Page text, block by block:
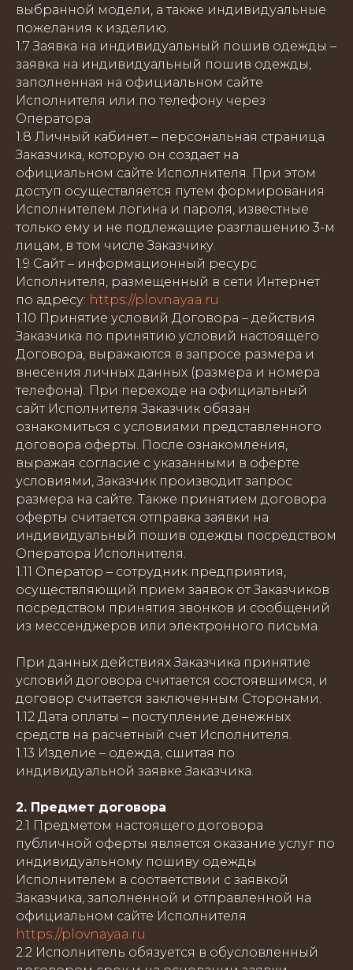
выбранной модели, а также индивидуальные
пожелания к изделию.
1.7 Заявка на индивидуальный пошив одежды –
заявка на индивидуальный пошив одежды,
заполненная на официальном сайте
Исполнителя или по телефону через
Оператора.
1.8 Личный кабинет – персональная страница
Заказчика, которую он создает на
официальном сайте Исполнителя. При этом
доступ осуществляется путем формирования
Исполнителем логина и пароля, известные
только ему и не подлежащие разглашению 3-м
лицам, в том числе Заказчику.
1.9 Сайт – информационный ресурс
Исполнителя, размещенный в сети Интернет
по адресу: https://plovnayaa.ru
1.10 Принятие условий Договора – действия
Заказчика по принятию условий настоящего
Договора, выражаются в запросе размера и
внесения личных данных (размера и номера
телефона). При переходе на официальный
сайт Исполнителя Заказчик обязан
ознакомиться с условиями представленного
договора оферты. После ознакомления,
выражая согласие с указанными в оферте
условиями, Заказчик производит запрос
размера на сайте. Также принятием договора
оферты считается отправка заявки на
индивидуальный пошив одежды посредством
Оператора Исполнителя.
1.11 Оператор – сотрудник предприятия,
осуществляющий прием заявок от Заказчиков
посредством принятия звонков и сообщений
из мессенджеров или электронного письма.
При данных действиях Заказчика принятие
условий договора считается состоявшимся, и
договор считается заключенным Сторонами.
1.12 Дата оплаты – поступление денежных
средств на расчетный счет Исполнителя.
1.13 Изделие – одежда, сшитая по
индивидуальной заявке Заказчика.
2. Предмет договора
2.1 Предметом настоящего договора
публичной оферты является оказание услуг по
индивидуальному пошиву одежды
Исполнителем в соответствии с заявкой
Заказчика, заполненной и отправленной на
официальном сайте Исполнителя
https://plovnayaa.ru
2.2 Исполнитель обязуется в обусловленный